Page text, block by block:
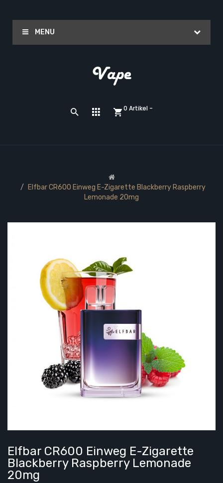
MENU
0 Artikel -
Elfbar CR600 Einweg E-Zigarette Blackberry Raspberry
Lemonade 20mg
Elfbar CR600 Einweg E-Zigarette
Blackberry Raspberry Lemonade
20mg